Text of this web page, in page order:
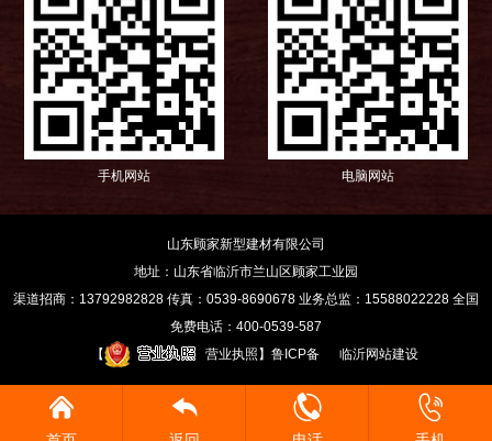
手机网站 电脑网站
山东顾家新型建材有限公司
地址：山东省临沂市兰山区顾家工业园
渠道招商：13792982828 传真：0539-8690678 业务总监：15588022228 全国
免费电话：400-0539-587
【
营业执照 】 鲁ICP备 临沂网站建设
   